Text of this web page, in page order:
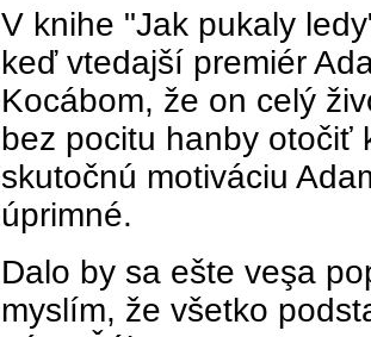
V knihe "Jak pukaly
keď vtedajší premiér
Kocábom, že on celý
bez pocitu hanby otočiť
skutočnú motiváciu
úprimné.
Dalo by sa ešte veşa
myslím, že všetko